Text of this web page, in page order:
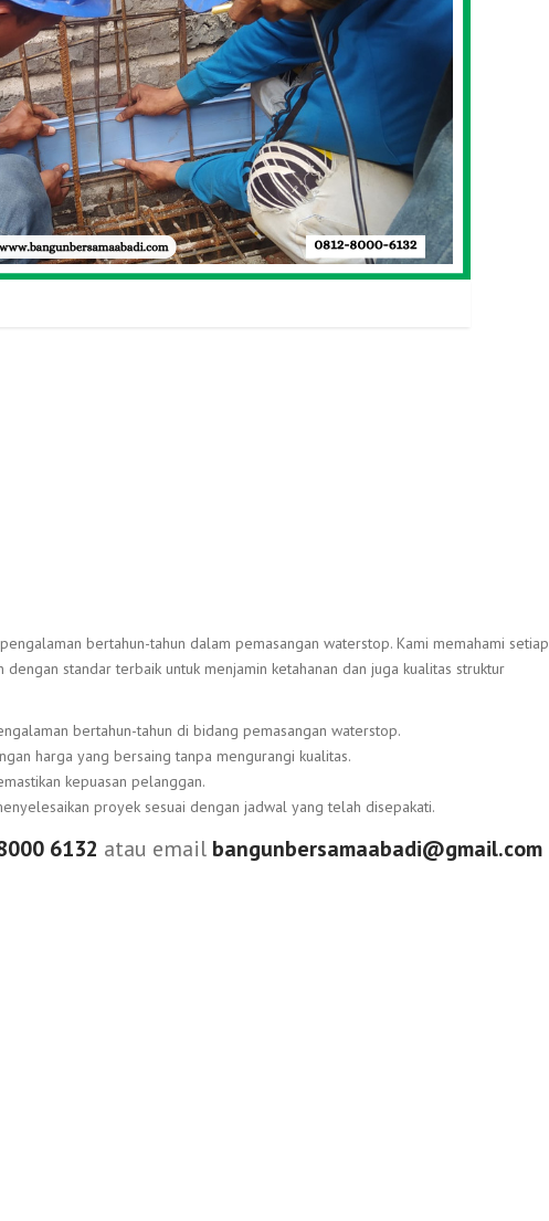
bertahun-tahun dalam pemasangan waterstop. Kami memahami setiap
standar terbaik untuk menjamin ketahanan dan juga kualitas struktur
bertahun-tahun di bidang pemasangan waterstop.
harga yang bersaing tanpa mengurangi kualitas.
kepuasan pelanggan.
proyek sesuai dengan jadwal yang telah disepakati.
6132 atau email bangunbersamaabadi@gmail.com